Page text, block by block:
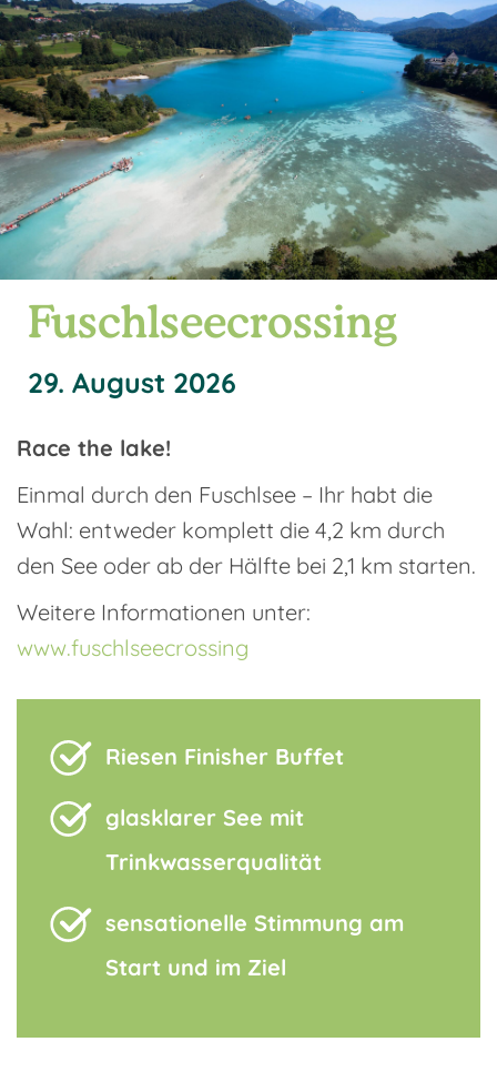
Fuschlseecrossing
29. August 2026
Race the lake!
Einmal durch den Fuschlsee – Ihr habt die
Wahl: entweder komplett die 4,2 km durch
den See oder ab der Hälfte bei 2,1 km starten.
Weitere Informationen unter:
www.fuschlseecrossing
Riesen Finisher Buffet
glasklarer See mit
Trinkwasserqualität
sensationelle Stimmung am
Start und im Ziel